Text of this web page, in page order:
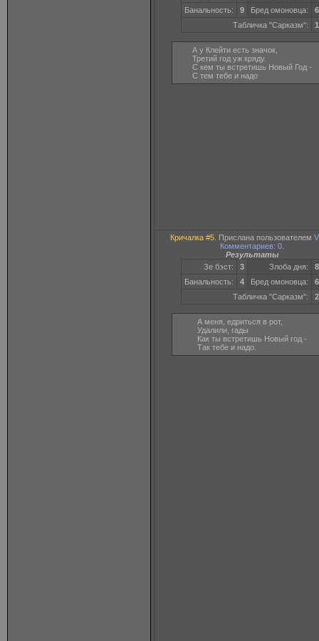
Банальность:
9 Бред омоновца:
6
Табличка "Сарказм":
1
А у Клейти есть значок,
Третий год уж кряду.
С кем ты встретишь Новый Год -
С тем тебе и надо
Кричалка #5 . Прислана пользователем
Комментариев: 0.
Результаты
Зе бэст:
3 Злоба дня:
8
Банальность:
4 Бред омоновца:
6
Табличка "Сарказм":
2
А меня, едриться в рот,
Удалили, гады
Как ты встретишь Новый год -
Так тебе и надо.